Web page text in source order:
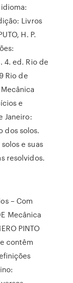
Livros
H. P.
4. ed. Rio de
Rio de
Mecânica
e
Janeiro:
dos solos.
e suas
resolvidos.
– Com
Mecânica
PINTO
contêm